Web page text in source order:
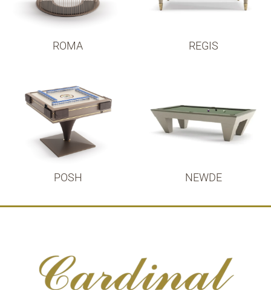
ROMA REGIS
POSH NEWDE